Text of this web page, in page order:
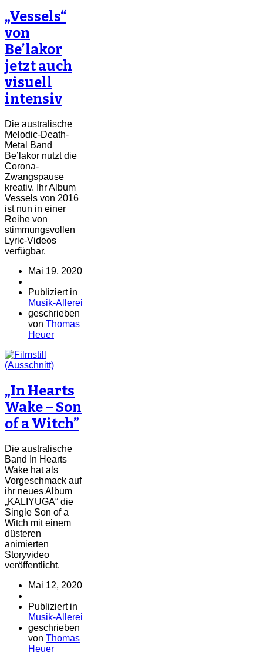
„Vessels“
von
Be’lakor
jetzt auch
visuell
intensiv
Die australische
Melodic-Death-
Metal Band
Be’lakor nutzt die
Corona-
Zwangspause
kreativ. Ihr Album
Vessels von 2016
ist nun in einer
Reihe von
stimmungsvollen
Lyric-Videos
verfügbar.
Mai 19, 2020
Publiziert in
Musik-Allerei
geschrieben
von Thomas
Heuer
„In Hearts
Wake – Son
of a Witch”
Die australische
Band In Hearts
Wake hat als
Vorgeschmack auf
ihr neues Album
„KALIYUGA“ die
Single Son of a
Witch mit einem
düsteren
animierten
Storyvideo
veröffentlicht.
Mai 12, 2020
Publiziert in
Musik-Allerei
geschrieben
von Thomas
Heuer